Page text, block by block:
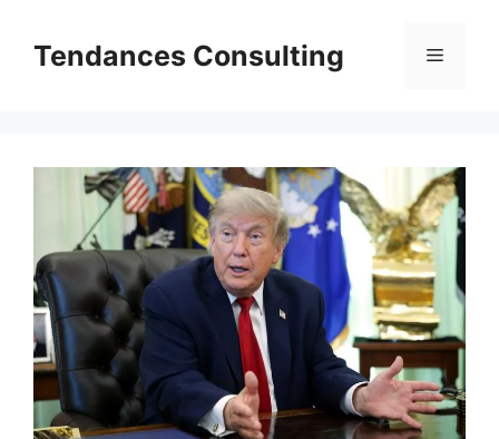
contenuTendances Consulting Menu